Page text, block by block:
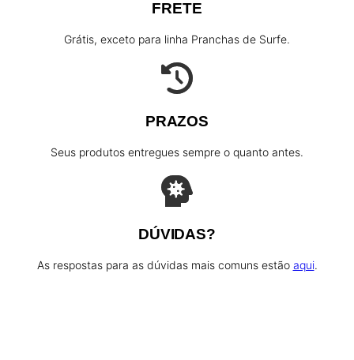
FRETE
Grátis, exceto para linha Pranchas de Surfe.
PRAZOS
Seus produtos entregues sempre o quanto antes.
DÚVIDAS?
As respostas para as dúvidas mais comuns estão aqui.